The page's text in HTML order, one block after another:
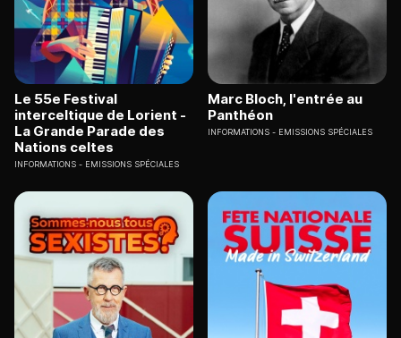
Le 55e Festival
interceltique de Lorient -
La Grande Parade des
Nations celtes
INFORMATIONS EMISSIONS SPÉCIALES
Marc Bloch, l'entrée au
Panthéon
INFORMATIONS EMISSIONS SPÉCIALES